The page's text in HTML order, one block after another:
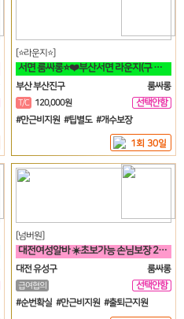
[⭐라운지⭐]
서면 룸싸롱⭐❤️부산서면 라운지(구 갤러리) 언니들 모십니다❤️⭐
부산 부산진구
룸싸롱
T/C 120,000원
선택안함
#만근비지원 #팁별도 #개수보장
1회 30일
[넘버원]
대전여성알바 ☀️초보가능 손님보장 20대30대가족모집☀️
대전 유성구
룸싸롱
급여협의
선택안함
일
#순번확실 #만근비지원 #출퇴근지원